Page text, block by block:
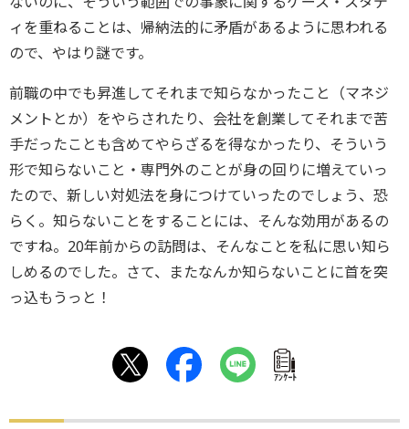
ィを重ねることは、帰納法的に矛盾があるように思われる
ので、やはり謎です。
前職の中でも昇進してそれまで知らなかったこと（マネジ
メントとか）をやらされたり、会社を創業してそれまで苦
手だったことも含めてやらざるを得なかったり、そういう
形で知らないこと・専門外のことが身の回りに増えていっ
たので、新しい対処法を身につけていったのでしょう、恐
らく。知らないことをすることには、そんな効用があるの
ですね。20年前からの訪問は、そんなことを私に思い知ら
しめるのでした。さて、またなんか知らないことに首を突
っ込もうっと！
ｱﾝｹｰﾄ